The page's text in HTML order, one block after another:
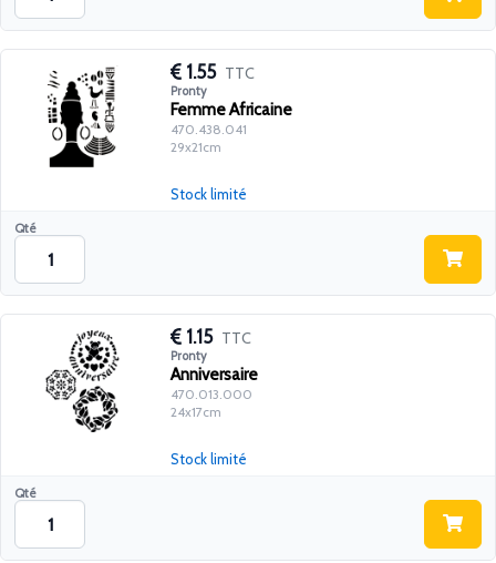
1.55 TTC
Pronty
Femme Africaine
470.438.041
29x21cm
Qté
Stock limité
1.15 TTC
Pronty
Anniversaire
470.013.000
24x17cm
Qté
Stock limité